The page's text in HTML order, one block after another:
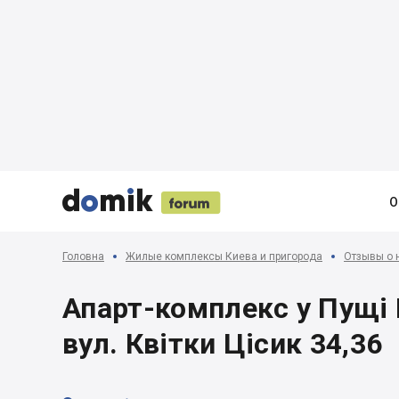


 

Головна Жилые комплексы Киева и пригорода Отзывы о
Апарт-комплекс у Пущі
вул. Квітки Цісик 34,36